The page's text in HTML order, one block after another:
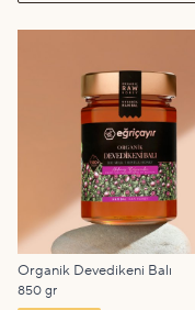
Organik Devedikeni Balı
850 gr